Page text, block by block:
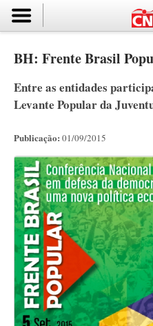
BH: Frente Brasil
Entre as entidades
Levante Popular da
Publicação: 01/09/2015